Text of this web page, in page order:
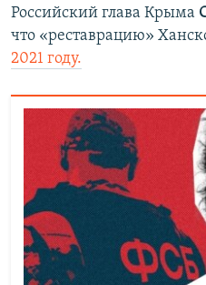
Российский глава Крыма
что «реставрацию»
2021 году.